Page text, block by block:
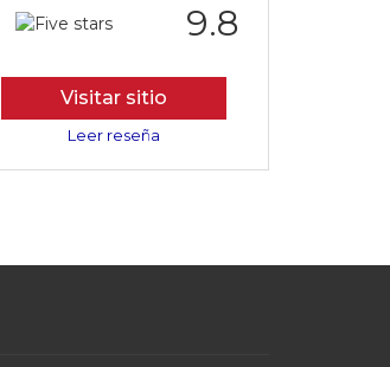
9.8
Visitar sitio
Leer reseña